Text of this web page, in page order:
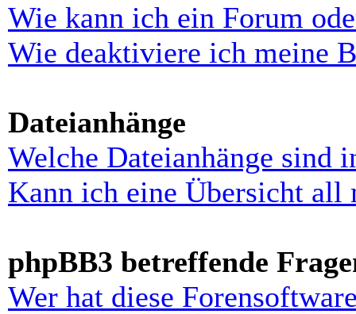
Wie kann ich ein Forum
Wie deaktiviere ich meine
Dateianhänge
Welche Dateianhänge sind
Kann ich eine Übersicht all
phpBB3 betreffende
Wer hat diese